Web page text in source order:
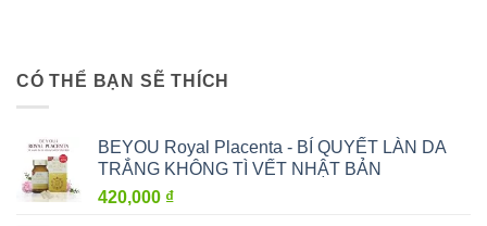
CÓ THỂ BẠN SẼ THÍCH
BEYOU Royal Placenta - BÍ QUYẾT LÀN DA
TRẮNG KHÔNG TÌ VẾT NHẬT BẢN
420,000 ₫